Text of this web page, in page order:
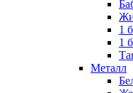
1
1
Металл